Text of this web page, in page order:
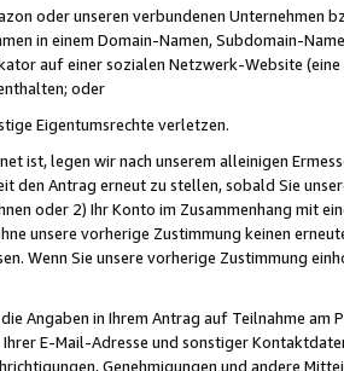
oder unseren verbundenen Unternehmen
in einem Domain-Namen, Subdomain-
auf einer sozialen Netzwerk-Website
oder
Eigentumsrechte verletzen.
ist, legen wir nach unserem alleinigen
den Antrag erneut zu stellen, sobald Sie
oder 2) Ihr Konto im Zusammenhang mit
unsere vorherige Zustimmung keinen
Wenn Sie unsere vorherige Zustimmung
Angaben in Ihrem Antrag auf Teilnahme
E-Mail-Adresse und sonstiger
Genehmigungen und andere